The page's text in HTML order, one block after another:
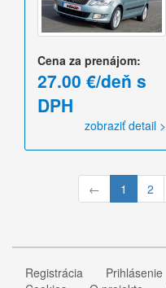
Cena za prenájom:
27.00 €/deň s
DPH
zobraziť detail >
← 1 2
Registrácia
Prihlásenie